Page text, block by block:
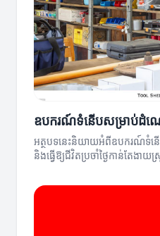
ឧបករណ៍ទំនើបសម្រាប់ដំណោ
អត្ថបទនេះនិយាយអំពីឧបករណ៍ទំន
និងធ្វើឱ្យជីវិតប្រចាំថ្ងៃកាន់តែងា